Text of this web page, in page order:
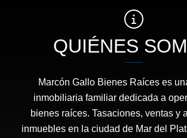
QUIÉNES
Marcón Gallo Bienes Raíces es
inmobiliaria familiar dedicada a
bienes raíces. Tasaciones, ventas y
inmuebles en la ciudad de Mar del